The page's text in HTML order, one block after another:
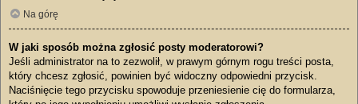
Na górę
W jaki sposób można zgłosić posty moderatorowi?
Jeśli administrator na to zezwolił, w prawym górnym rogu treści posta,
który chcesz zgłosić, powinien być widoczny odpowiedni przycisk.
Naciśnięcie tego przycisku spowoduje przeniesienie cię do formularza,